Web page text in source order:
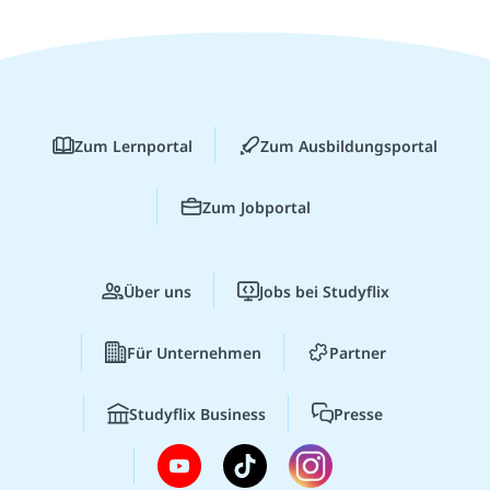
Zum Lernportal Zum Ausbildungsportal
Zum Jobportal
Über uns Jobs bei Studyflix
Für Unternehmen Partner
Studyflix Business Presse